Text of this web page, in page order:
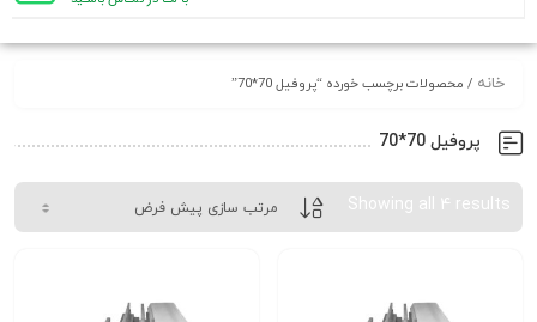
خانه / محصولات برچسب خورده “پروفیل 70*70”
پروفیل 70*70
Showing all 4 results